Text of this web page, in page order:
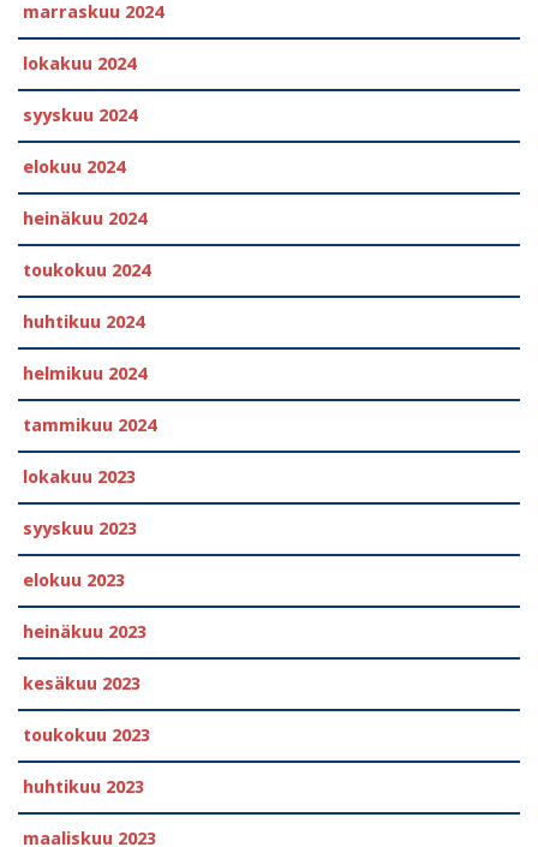
marraskuu 2024
lokakuu 2024
syyskuu 2024
elokuu 2024
heinäkuu 2024
toukokuu 2024
huhtikuu 2024
helmikuu 2024
tammikuu 2024
lokakuu 2023
syyskuu 2023
elokuu 2023
heinäkuu 2023
kesäkuu 2023
toukokuu 2023
huhtikuu 2023
maaliskuu 2023